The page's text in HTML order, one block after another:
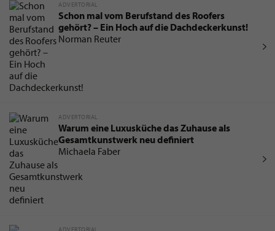
ADVERTORIAL
Schon mal vom Berufstand des Roofers
gehört? – Ein Hoch auf die Dachdeckerkunst!
Norman Reuter
ADVERTORIAL
Warum eine Luxusküche das Zuhause als
Gesamtkunstwerk neu definiert
Michaela Faber